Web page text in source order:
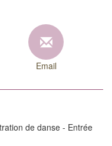
Email
de danse - Entrée